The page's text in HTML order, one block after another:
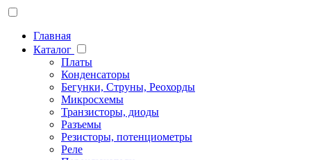
Главная
Каталог
Платы
Конденсаторы
Бегунки, Струны, Реохорды
Микросхемы
Транзисторы, диоды
Разъемы
Резисторы, потенциометры
Реле